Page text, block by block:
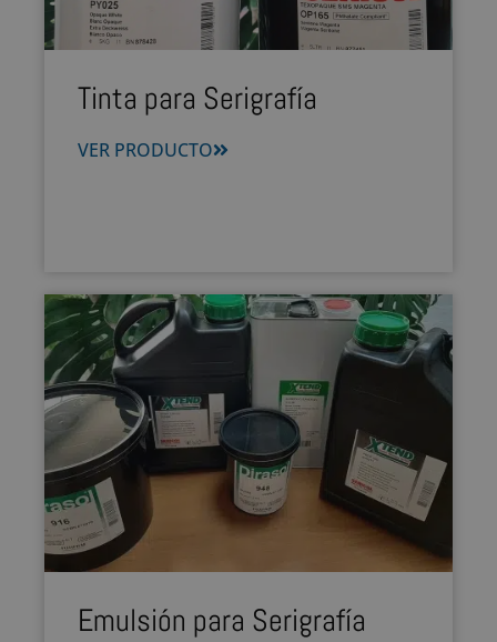
Tinta para Serigrafía
VER PRODUCTO
Emulsión para Serigrafía